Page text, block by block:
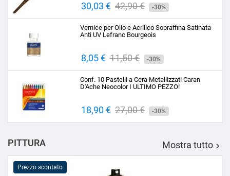
Prezzo
30,03 € Prezzo
base
42,90 € -30%
Vernice per Olio e Acrilico Sopraffina Satinata
Anti UV Lefranc Bourgeois
Prezzo
8,05 € Prezzo
base
11,50 € -30%
Conf. 10 Pastelli a Cera Metallizzati Caran
D'Ache Neocolor I ULTIMO PEZZO!
Prezzo
18,90 € Prezzo
base
27,00 € -30%
PITTURA Mostra tutto 
Prezzo scontato